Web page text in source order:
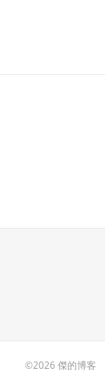
©2026 傑的博客